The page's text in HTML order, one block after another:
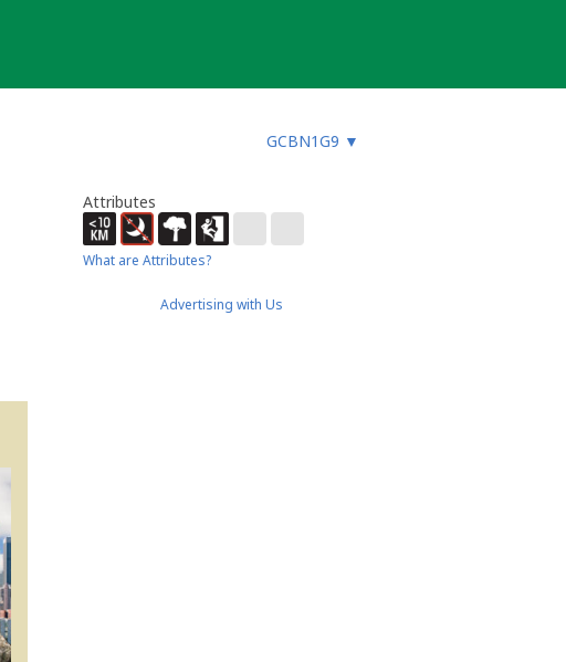
GCBN1G9 ▼
Attributes
What are Attributes?
Advertising with Us